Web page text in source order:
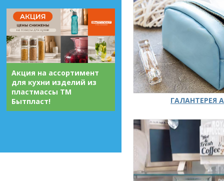
Акция на ассортимент
для кухни изделий из
пластмассы ТМ
Бытпласт!
ГАЛАНТЕРЕЯ